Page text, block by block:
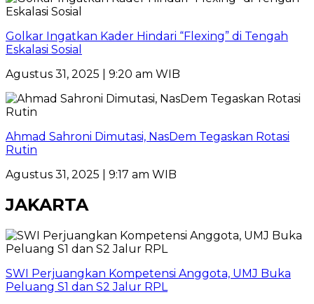
Golkar Ingatkan Kader Hindari “Flexing” di Tengah
Eskalasi Sosial
Agustus 31, 2025 | 9:20 am WIB
Ahmad Sahroni Dimutasi, NasDem Tegaskan Rotasi
Rutin
Agustus 31, 2025 | 9:17 am WIB
JAKARTA
SWI Perjuangkan Kompetensi Anggota, UMJ Buka
Peluang S1 dan S2 Jalur RPL